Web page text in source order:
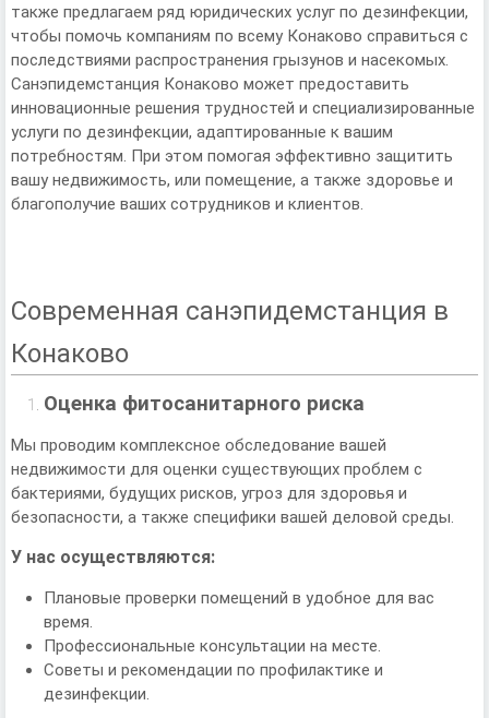
также предлагаем ряд юридических услуг по дезинфекции,
чтобы помочь компаниям по всему Конаково справиться с
последствиями распространения грызунов и насекомых.
Санэпидемстанция Конаково может предоставить
инновационные решения трудностей и специализированные
услуги по дезинфекции, адаптированные к вашим
потребностям. При этом помогая эффективно защитить
вашу недвижимость, или помещение, а также здоровье и
благополучие ваших сотрудников и клиентов.
Современная санэпидемстанция в
Конаково
Оценка фитосанитарного риска
Мы проводим комплексное обследование вашей
недвижимости для оценки существующих проблем с
бактериями, будущих рисков, угроз для здоровья и
безопасности, а также специфики вашей деловой среды.
У нас осуществляются:
Плановые проверки помещений в удобное для вас
время.
Профессиональные консультации на месте.
Советы и рекомендации по профилактике и
дезинфекции.